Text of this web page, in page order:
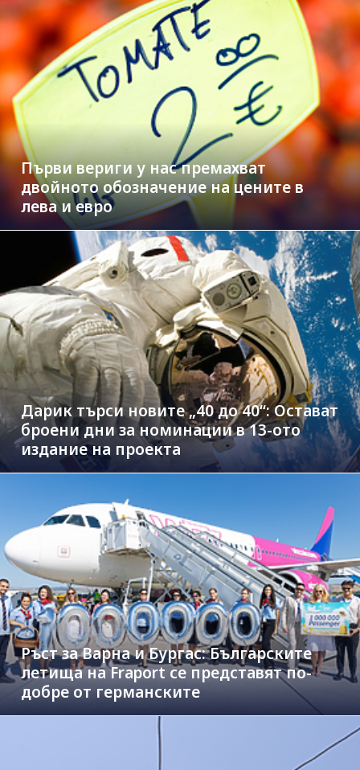
Първи вериги у нас премахват
двойното обозначение на цените в
лева и евро
Дарик търси новите „40 до 40“: Остават
броени дни за номинации в 13-ото
издание на проекта
Ръст за Варна и Бургас: Българските
летища на Fraport се представят по-
добре от германските